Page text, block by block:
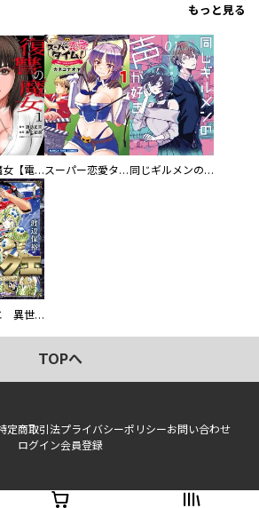
もっと見る
復讐の魔女【電子単行本版】 スーパー恋愛タイム！～現場でドＳな彼女は自宅でデレる～ 同じギルメンの声が好き
ドカクエ 異世界ドカコッククエスト
TOPへ
定商取引法プライバシーポリシーお問い合わせ
ログイン会員登録